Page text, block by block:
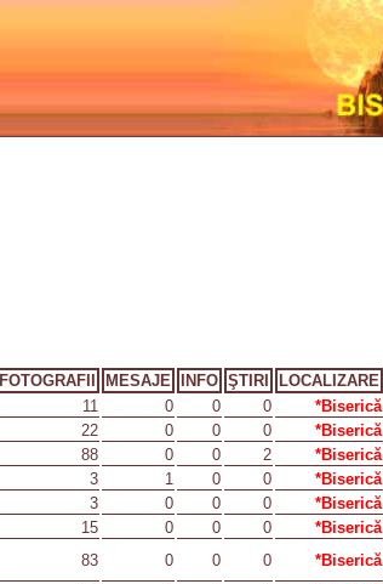
FOTOGRAFII MESAJE INFO ŞTIRI LOCALIZARE
11 0 0 0
*Biserică
22 0 0 0 *Biserică
88 0 0 2 *Biserică
3 1 0 0
*Biserică
3 0 0 0
*Biserică
15 0 0 0 *Biserică
83 0 0 0 *Biserică